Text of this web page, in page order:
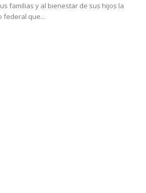
familias y al bienestar de sus hijos la
federal que...